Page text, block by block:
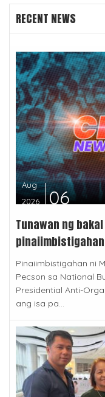
RECENT NEWS
Aug
2026
06
Tunawan ng
pinaiimbistigahan
Pinaiimbistigahan ni
Pecson sa National
Presidential Anti-
ang isa pa...